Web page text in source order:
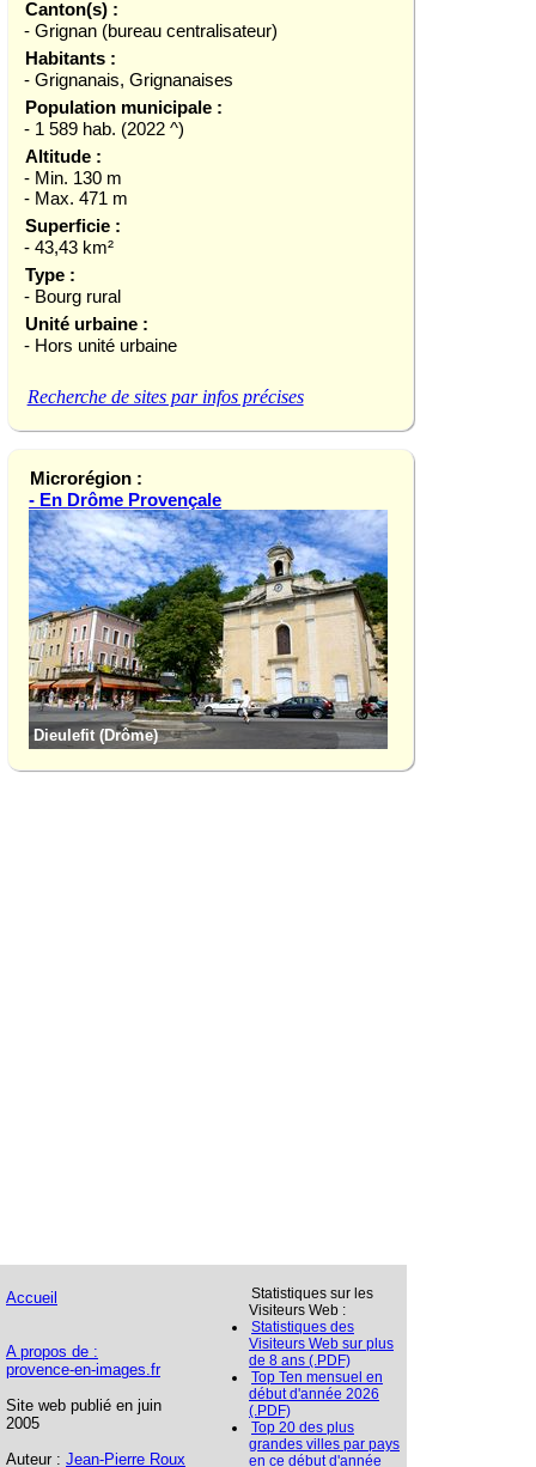
Canton(s) :
- Grignan (bureau centralisateur)
Habitants :
- Grignanais, Grignanaises
Population municipale :
- 1 589 hab. (2022 ^)
Altitude :
- Min. 130 m
- Max. 471 m
Superficie :
- 43,43 km²
Type :
- Bourg rural
Unité urbaine :
- Hors unité urbaine
Recherche de sites par infos précises
Microrégion :
- En Drôme Provençale
Dieulefit (Drôme)
Accueil
A propos de :
provence-en-images.fr
Site web publié en juin
2005
Auteur : Jean-Pierre Roux
Statistiques sur les
Visiteurs Web :
Statistiques des
Visiteurs Web sur plus
de 8 ans (.PDF)
Top Ten mensuel en
début d'année 2026
(.PDF)
Top 20 des plus
grandes villes par pays
en ce début d'année